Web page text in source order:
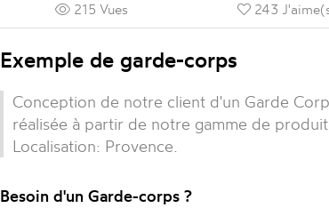
215 Vues 243
Exemple de garde-corps
Conception de notre client d'un Garde
réalisée à partir de notre gamme de
Localisation: Provence
Besoin d'un Garde-corps ?